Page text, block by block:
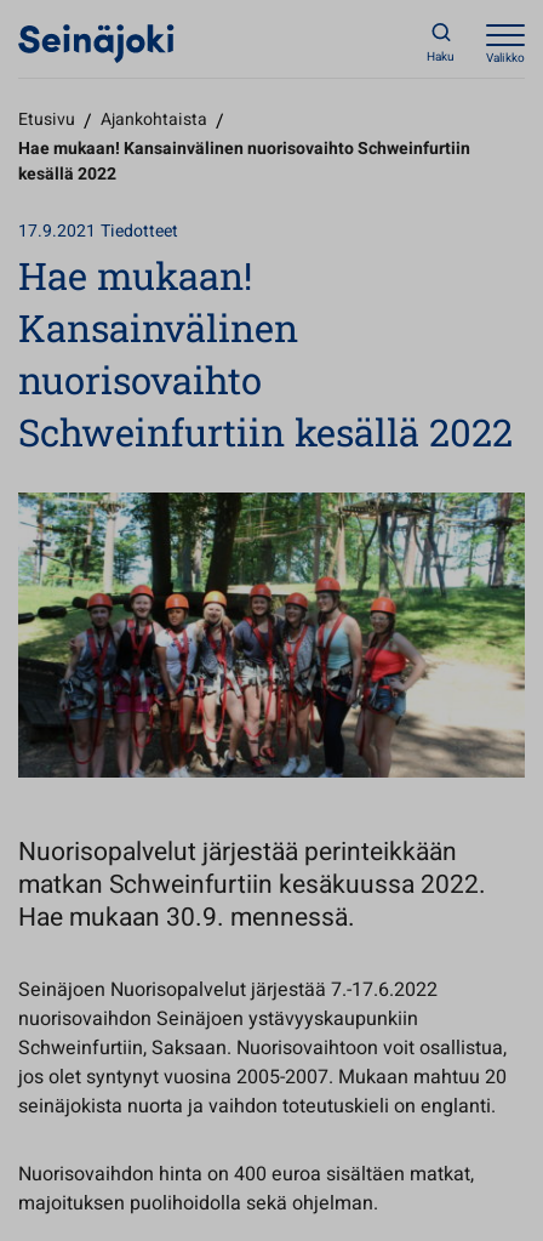
Haku Valikko
Etusivu / Ajankohtaista /
Hae mukaan! Kansainvälinen nuorisovaihto Schweinfurtiin
kesällä 2022
17.9.2021 Tiedotteet
Hae mukaan!
Kansainvälinen
nuorisovaihto
Schweinfurtiin kesällä 2022
Nuorisopalvelut järjestää perinteikkään
matkan Schweinfurtiin kesäkuussa 2022.
Hae mukaan 30.9. mennessä.
Seinäjoen Nuorisopalvelut järjestää 7.-17.6.2022
nuorisovaihdon Seinäjoen ystävyyskaupunkiin
Schweinfurtiin, Saksaan. Nuorisovaihtoon voit osallistua,
jos olet syntynyt vuosina 2005-2007. Mukaan mahtuu 20
seinäjokista nuorta ja vaihdon toteutuskieli on englanti.
Nuorisovaihdon hinta on 400 euroa sisältäen matkat,
majoituksen puolihoidolla sekä ohjelman.